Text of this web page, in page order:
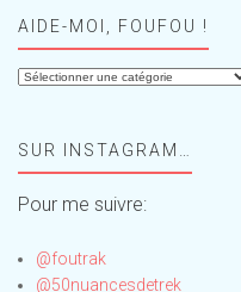
AIDE-MOI, FOUFOU !
Aide-
!SUR INSTAGRAM…
Pour me suivre:
@foutrak
@50nuancesdetrek